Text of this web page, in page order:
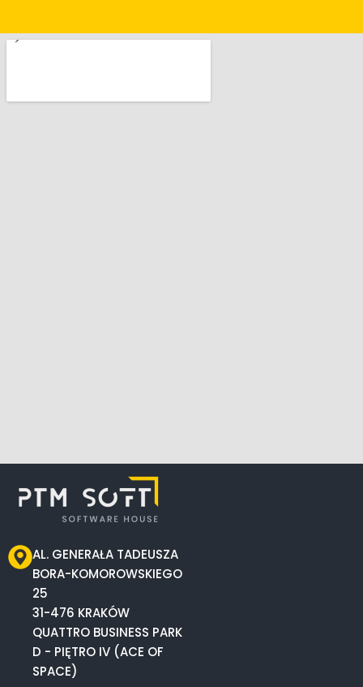
AL. GENERAŁA TADEUSZA
BORA-KOMOROWSKIEGO
25
31-476 KRAKÓW
QUATTRO BUSINESS PARK
D - PIĘTRO IV (ACE OF
SPACE)